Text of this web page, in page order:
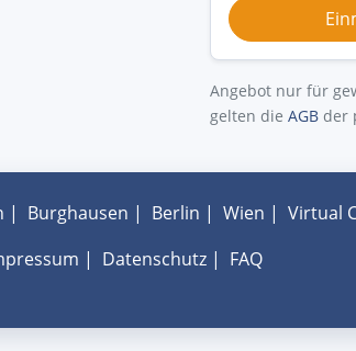
Angebot nur für
gelten die AGB der
| Burghausen | Berlin | Wien | Virtual
| Datenschutz| FAQ